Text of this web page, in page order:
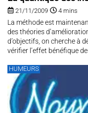
21/11/2009 4 mins
La méthode est
des théories
d’objectifs, on cherche à
vérifier l’effet bénéfique
HUMEURS